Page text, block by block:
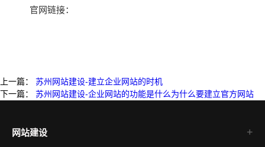
官网链接：
上一篇： 苏州网站建设-建立企业网站的时机
下一篇： 苏州网站建设-企业网站的功能是什么为什么要建立官方网站
网站建设